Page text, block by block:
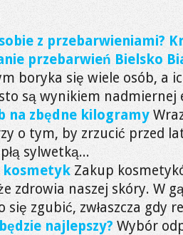
z przebarwieniami?
przebarwień Bielsko
boryka się wiele osób, a
są wynikiem nadmiernej
na zbędne kilogramy
o tym, by zrzucić przed
sylwetką...
kosmetyk Zakup
zdrowia naszej skóry. W
się zgubić, zwłaszcza gdy
najlepszy? Wybór